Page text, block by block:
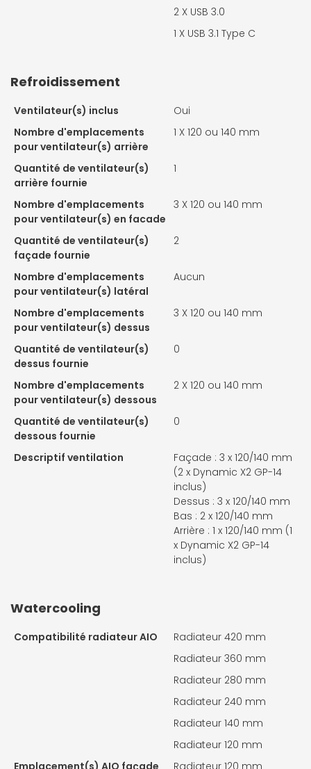
2 X USB 3.0
1 X USB 3.1 Type C
Refroidissement
Ventilateur(s) inclus
Oui
Nombre d'emplacements
pour ventilateur(s) arrière
1 X 120 ou 140 mm
Quantité de ventilateur(s)
arrière fournie
1
Nombre d'emplacements
pour ventilateur(s) en facade
3 X 120 ou 140 mm
Quantité de ventilateur(s)
façade fournie
2
Nombre d'emplacements
pour ventilateur(s) latéral
Aucun
Nombre d'emplacements
pour ventilateur(s) dessus
3 X 120 ou 140 mm
Quantité de ventilateur(s)
dessus fournie
0
Nombre d'emplacements
pour ventilateur(s) dessous
2 X 120 ou 140 mm
Quantité de ventilateur(s)
dessous fournie
0
Descriptif ventilation
Façade : 3 x 120/140 mm
(2 x Dynamic X2 GP-14
inclus)
Dessus : 3 x 120/140 mm
Bas : 2 x 120/140 mm
Arrière : 1 x 120/140 mm (1
x Dynamic X2 GP-14
inclus)
Watercooling
Compatibilité radiateur AIO
Radiateur 420 mm
Radiateur 360 mm
Radiateur 280 mm
Radiateur 240 mm
Radiateur 140 mm
Radiateur 120 mm